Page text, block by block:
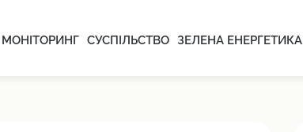
МОНІТОРИНГ СУСПІЛЬСТВО ЗЕЛЕНА ЕНЕРГЕТИКА